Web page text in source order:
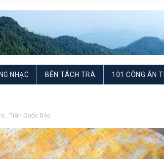
NHẠC BÊN TÁCH TRÀ 101 CÔNG ÁN
, Trần Quốc Bảo